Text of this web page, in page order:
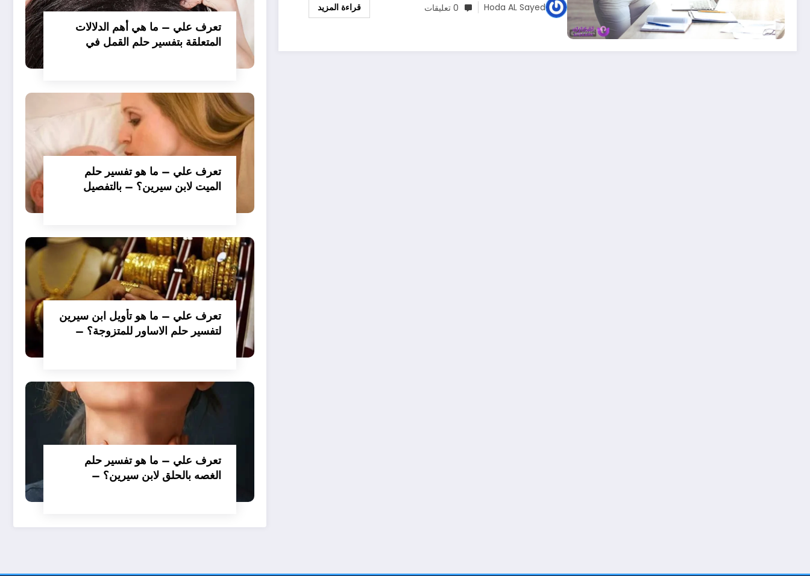
Hoda AL Sayed 0 تعليقات قراءة المزيد
تعرف علي – ما هي أهم الدلالات
المتعلقة بتفسير حلم القمل في
تعرف علي – ما هو تفسير حلم
الميت لابن سيرين؟ – بالتفصيل
تعرف علي – ما هو تأويل ابن سيرين
لتفسير حلم الاساور للمتزوجة؟ –
تعرف علي – ما هو تفسير حلم
الغصه بالحلق لابن سيرين؟ –